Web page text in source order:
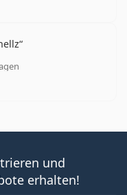
aus 5
und
erhalten!